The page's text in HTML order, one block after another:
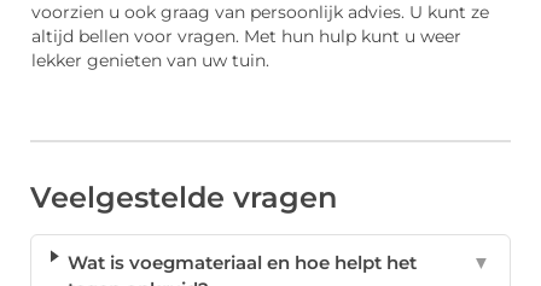
voorzien u ook graag van persoonlijk advies. U kunt ze
altijd bellen voor vragen. Met hun hulp kunt u weer
lekker genieten van uw tuin.
Veelgestelde vragen
Wat is voegmateriaal en hoe helpt het
▼